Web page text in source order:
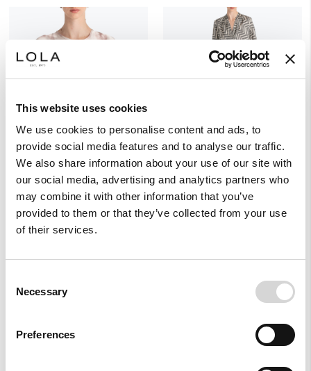
This website uses cookies
We use cookies to personalise content and ads, to
provide social media features and to analyse our traffic.
We also share information about your use of our site with
our social media, advertising and analytics partners who
may combine it with other information that you’ve
provided to them or that they’ve collected from your use
of their services.
Selection
Necessary
Preferences
Προσθήκη στα Αγαπημένα
Μπλούζα Printed με Πτυχώσεις
NEW COLLECTION
Μπλούζα Κρουαζέ με Γραμμικό
159,00 €